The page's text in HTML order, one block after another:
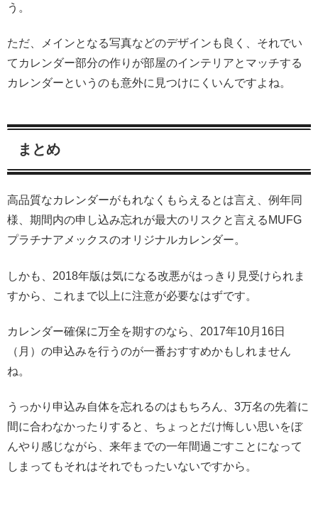
う。
ただ、メインとなる写真などのデザインも良く、それでい
てカレンダー部分の作りが部屋のインテリアとマッチする
カレンダーというのも意外に見つけにくいんですよね。
まとめ
高品質なカレンダーがもれなくもらえるとは言え、例年同
様、期間内の申し込み忘れが最大のリスクと言えるMUFG
プラチナアメックスのオリジナルカレンダー。
しかも、2018年版は気になる改悪がはっきり見受けられま
すから、これまで以上に注意が必要なはずです。
カレンダー確保に万全を期すのなら、2017年10月16日
（月）の申込みを行うのが一番おすすめかもしれません
ね。
うっかり申込み自体を忘れるのはもちろん、3万名の先着に
間に合わなかったりすると、ちょっとだけ悔しい思いをぼ
んやり感じながら、来年までの一年間過ごすことになって
しまってもそれはそれでもったいないですから。